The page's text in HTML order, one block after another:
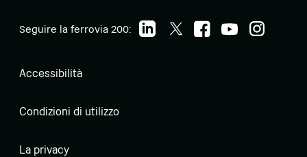
Seguire la ferrovia 200:
Accessibilità
Condizioni di utilizzo
La privacy